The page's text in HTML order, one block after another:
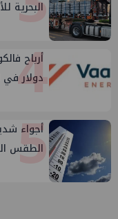
البحرية
4
دولار في
5
أجواء
الطقس اليوم